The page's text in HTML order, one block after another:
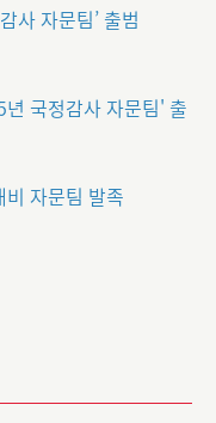
사 자문팀’ 출범
국정감사 자문팀' 출
자문팀 발족